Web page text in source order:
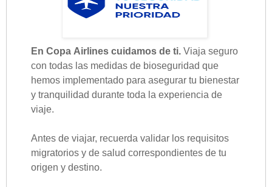
En Copa Airlines cuidamos de ti. Viaja seguro
con todas las medidas de bioseguridad que
hemos implementado para asegurar tu bienestar
y tranquilidad durante toda la experiencia de
viaje.
Antes de viajar, recuerda validar los requisitos
migratorios y de salud correspondientes de tu
origen y destino.